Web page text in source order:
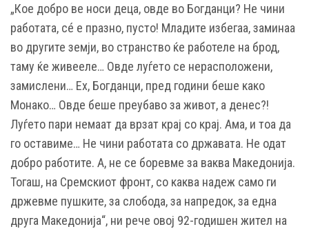
„Кое добро ве носи деца, овде во Богданци? Не чини
работата, сé е празно, пусто! Младите избегаа, заминаа
во другите земји, во странство ќе работеле на брод,
таму ќе живееле… Овде луѓето се нерасположени,
замислени… Ех, Богданци, пред години беше како
Монако… Овде беше преубаво за живот, а денес?!
Луѓето пари немаат да врзат крај со крај. Ама, и тоа да
го оставиме… Не чини работата со државата. Не одат
добро работите. А, не се боревме за ваква Македонија.
Тогаш, на Сремскиот фронт, со каква надеж само ги
држевме пушките, за слобода, за напредок, за една
друга Македонија“, ни рече овој 92-годишен жител на